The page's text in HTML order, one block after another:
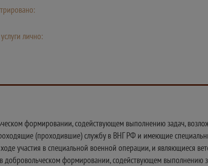
лично:
формировании, содействующем выполнению задач,
(проходившие) службу в ВНГ РФ и имеющие
участия в специальной военной операции, и являющиеся
формировании, содействующем выполнению